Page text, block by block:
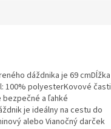
dáždnika je 69 cmDĺžka
100% polyesterKovové časti
bezpečné a ľahké
je ideálny na cestu do
alebo Vianočný darček